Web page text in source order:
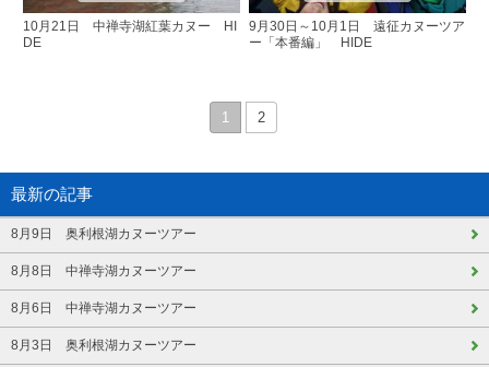
10月21日 中禅寺湖紅葉カヌー HI
DE
9月30日～10月1日 遠征カヌーツア
ー「本番編」 HIDE
1 2
最新の記事
8月9日 奥利根湖カヌーツアー
8月8日 中禅寺湖カヌーツアー
8月6日 中禅寺湖カヌーツアー
8月3日 奥利根湖カヌーツアー